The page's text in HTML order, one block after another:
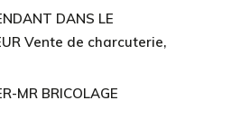
DANS LE
Vente de charcuterie,
MR BRICOLAGE